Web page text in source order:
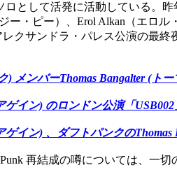
ロとして活発に活動している。
ー・ピー）、Erol Alkan（エロ
レクサンドラ・パレス公演の最終
) メンバーThomas Bangalter (ト
ゲイン) のロンドン公演「
ゲイン) 、ダフトパンクの
再結成の噂については、一切